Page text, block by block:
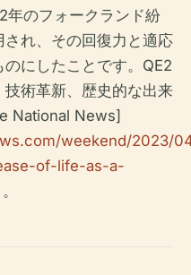
年のフォークランド紛
れ、その回復力と適応
にしたことです。QE2
術革新、歴史的な出来
National News]
weekend/2023/
of-life-as-a-